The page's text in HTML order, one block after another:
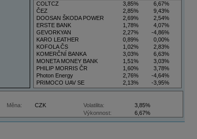
COLTCZ
3,85%
6,67%
ČEZ
2,85%
9,43%
DOOSAN ŠKODA POWER
2,69%
2,54%
ERSTE BANK
1,78%
4,07%
GEVORKYAN
2,27%
-4,86%
KARO LEATHER
0,89%
0,00%
KOFOLA ČS
1,02%
2,83%
KOMERČNÍ BANKA
3,03%
6,63%
MONETA MONEY BANK
1,51%
3,03%
PHILIP MORRIS ČR
1,60%
3,78%
Photon Energy
2,76%
-4,64%
PRIMOCO UAV SE
2,13%
-3,95%
VIG
3,50%
5,88%
Měna: CZK Volatilita:
3,85%
Výkonnost:
6,67%